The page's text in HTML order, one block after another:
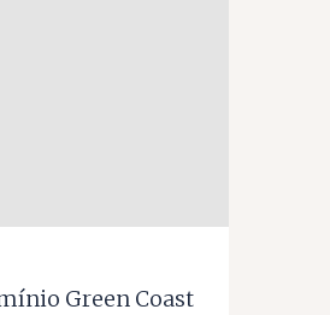
Green Coast